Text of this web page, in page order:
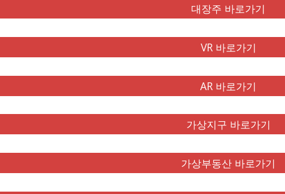
대장주 바로가기
VR 바로가기
AR 바로가기
가상지구 바로가기
가상부동산 바로가기